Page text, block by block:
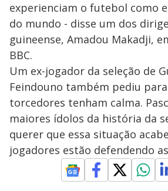
experienciam o futebol como
do mundo - disse um dos
guineense, Amadou Makadji,
BBC.
Um ex-jogador da seleção de
Feindouno também pediu
torcedores tenham calma.
maiores ídolos da história da
querer que essa situação
jogadores estão defendendo